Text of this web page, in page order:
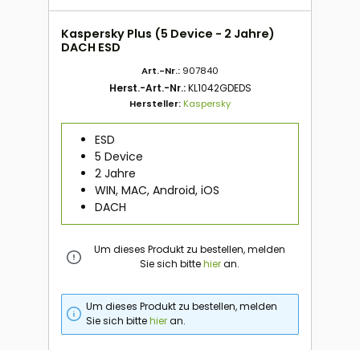
Kaspersky Plus (5 Device - 2 Jahre)
DACH ESD
Art.-Nr.: 907840
Herst.-Art.-Nr.:KL1042GDEDS
Hersteller:Kaspersky
ESD
5 Device
2 Jahre
WIN, MAC, Android, iOS
DACH
Um dieses Produkt zu bestellen, melden
Sie sich bittehieran.
Um dieses Produkt zu bestellen, melden
Sie sich bittehieran.